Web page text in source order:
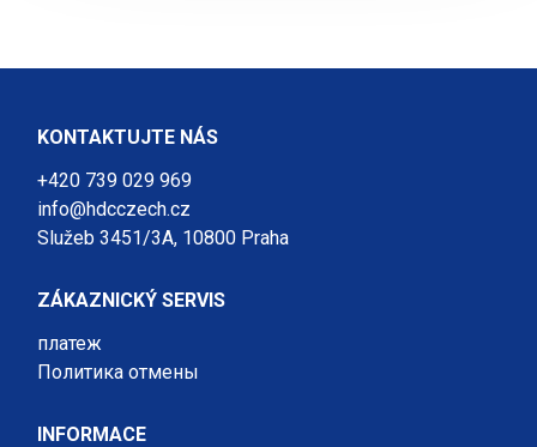
KONTAKTUJTE NÁS
+420 739 029 969
info@hdcczech.cz
Služeb 3451/3A, 10800 Praha
ZÁKAZNICKÝ SERVIS
платеж
Политика отмены
INFORMACE